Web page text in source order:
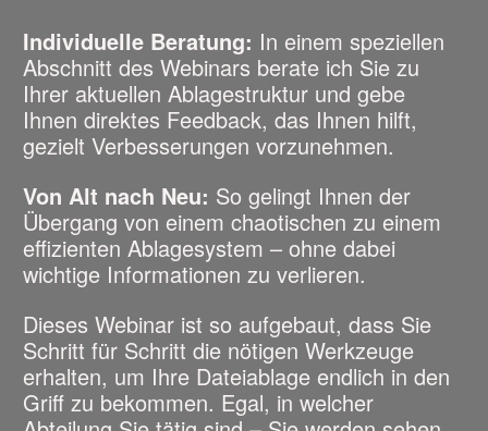
Individuelle Beratung: In einem speziellen
Abschnitt des Webinars berate ich Sie zu
Ihrer aktuellen Ablagestruktur und gebe
Ihnen direktes Feedback, das Ihnen hilft,
gezielt Verbesserungen vorzunehmen.
Von Alt nach Neu: So gelingt Ihnen der
Übergang von einem chaotischen zu einem
effizienten Ablagesystem – ohne dabei
wichtige Informationen zu verlieren.
Dieses Webinar ist so aufgebaut, dass Sie
Schritt für Schritt die nötigen Werkzeuge
erhalten, um Ihre Dateiablage endlich in den
Griff zu bekommen. Egal, in welcher